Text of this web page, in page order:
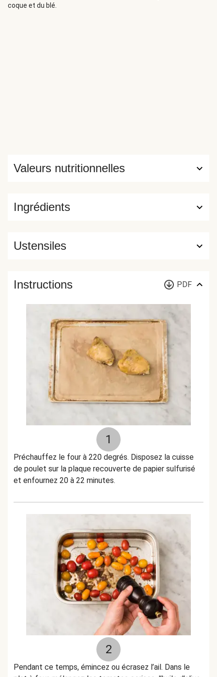
coque et du blé.
Ingrédients
Valeurs nutritionnelles
Ustensiles
Instructions PDF
1
Préchauffez le four à 220 degrés. Disposez la cuisse
de poulet sur la plaque recouverte de papier sulfurisé
et enfournez 20 à 22 minutes.
2
Pendant ce temps, émincez ou écrasez l’ail. Dans le